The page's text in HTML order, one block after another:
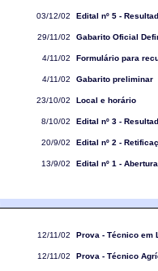
03/12/02 Edital nº 5 -
29/11/02 Gabarito Oficial
4/11/02 Formulário para
4/11/02 Gabarito preliminar
23/10/02 Local e horário
8/10/02 Edital nº 3 -
20/9/02 Edital nº 2 -
13/9/02 Edital nº 1 - Abertura
12/11/02 Prova - Técnico em
12/11/02 Prova - Técnico